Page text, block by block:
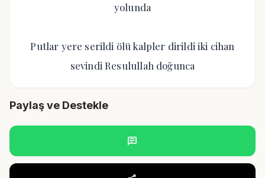
yolunda
Putlar yere serildi ölü kalpler dirildi iki cihan
sevindi Resulullah doğunca
Paylaş ve Destekle
chat